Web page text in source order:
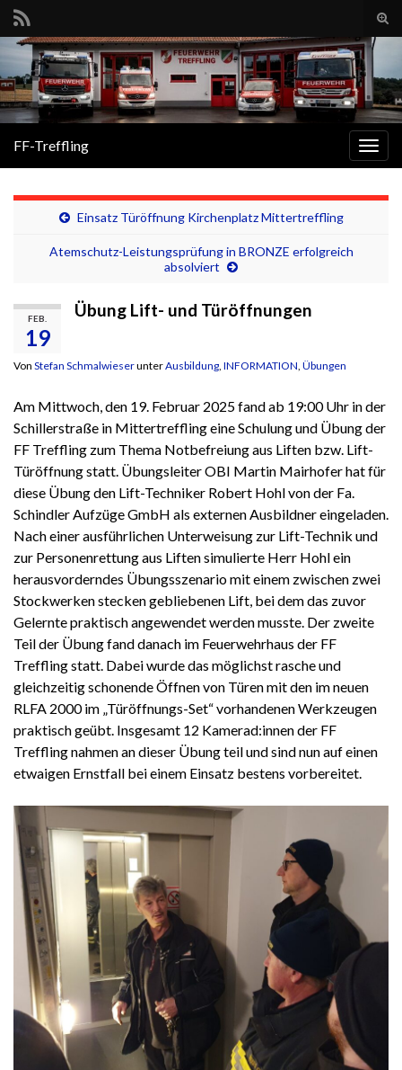
Search for:
FF-Treffling
Einsatz Türöffnung Kirchenplatz Mittertreffling
Atemschutz-Leistungsprüfung in BRONZE erfolgreich
absolviert
FEB.
19
Übung Lift- und Türöffnungen
Von Stefan SchmalwieserunterAusbildung INFORMATION Übungen
Am Mittwoch, den 19. Februar 2025 fand ab 19:00 Uhr in der
Schillerstraße in Mittertreffling eine Schulung und Übung der
FF Treffling zum Thema Notbefreiung aus Liften bzw. Lift-
Türöffnung statt. Übungsleiter OBI Martin Mairhofer hat für
diese Übung den Lift-Techniker Robert Hohl von der Fa.
Schindler Aufzüge GmbH als externen Ausbildner eingeladen.
Nach einer ausführlichen Unterweisung zur Lift-Technik und
zur Personenrettung aus Liften simulierte Herr Hohl ein
herausvorderndes Übungsszenario mit einem zwischen zwei
Stockwerken stecken gebliebenen Lift, bei dem das zuvor
Gelernte praktisch angewendet werden musste. Der zweite
Teil der Übung fand danach im Feuerwehrhaus der FF
Treffling statt. Dabei wurde das möglichst rasche und
gleichzeitig schonende Öffnen von Türen mit den im neuen
RLFA 2000 im „Türöffnungs-Set“ vorhandenen Werkzeugen
praktisch geübt. Insgesamt 12 Kamerad:innen der FF
Treffling nahmen an dieser Übung teil und sind nun auf einen
etwaigen Ernstfall bei einem Einsatz bestens vorbereitet.